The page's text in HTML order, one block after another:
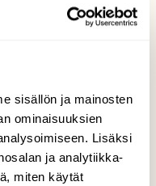
sisällön ja mainosten
ominaisuuksien
Lisäksi
ja analytiikka-
miten käytät